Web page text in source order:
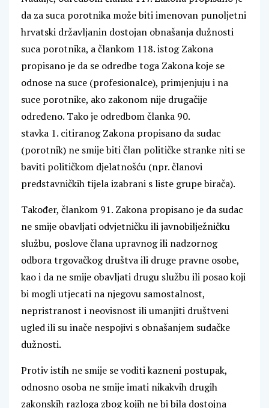
da za suca porotnika može biti imenovan punoljetni
hrvatski državljanin dostojan obnašanja dužnosti
suca porotnika, a člankom 118. istog Zakona
propisano je da se odredbe toga Zakona koje se
odnose na suce (profesionalce), primjenjuju i na
suce porotnike, ako zakonom nije drugačije
određeno. Tako je odredbom članka 90.
stavka 1. citiranog Zakona propisano da sudac
(porotnik) ne smije biti član političke stranke niti se
baviti političkom djelatnošću (npr. članovi
predstavničkih tijela izabrani s liste grupe birača).
Također, člankom 91. Zakona propisano je da sudac
ne smije obavljati odvjetničku ili javnobilježničku
službu, poslove člana upravnog ili nadzornog
odbora trgovačkog društva ili druge pravne osobe,
kao i da ne smije obavljati drugu službu ili posao koji
bi mogli utjecati na njegovu samostalnost,
nepristranost i neovisnost ili umanjiti društveni
ugled ili su inače nespojivi s obnašanjem sudačke
dužnosti.
Protiv istih ne smije se voditi kazneni postupak,
odnosno osoba ne smije imati nikakvih drugih
zakonskih razloga zbog kojih ne bi bila dostojna